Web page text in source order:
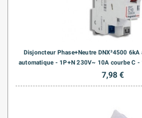
Disjoncteur Phase+Neutre DNX³4500
automatique - 1P+N 230V~ 10A courbe C
7,98 €